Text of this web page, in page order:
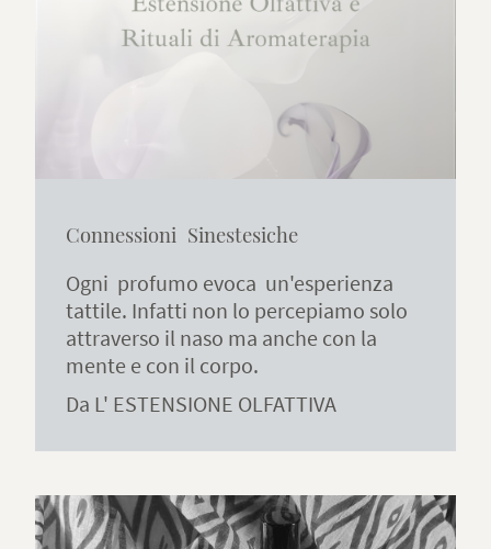
Connessioni Sinestesiche
Ogni profumo evoca un'esperienza
tattile. Infatti non lo percepiamo solo
attraverso il naso ma anche con la
mente e con il corpo.
Da L' ESTENSIONE OLFATTIVA